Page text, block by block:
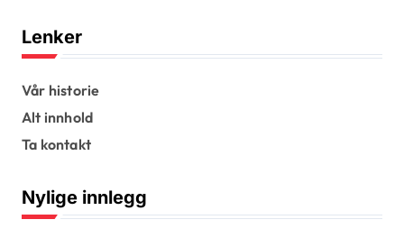
s
t
s
p
a
g
i
Lenker
Vår historie
Alt innhold
Ta kontakt
Nylige innlegg